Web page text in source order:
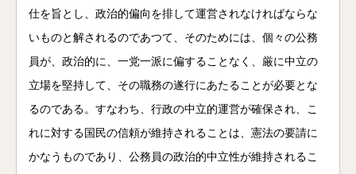
仕を旨とし、政治的偏向を排して運営されなければならな
いものと解されるのであつて、そのためには、個々の公務
員が、政治的に、一党一派に偏することなく、厳に中立の
立場を堅持して、その職務の遂行にあたることが必要とな
るのである。すなわち、行政の中立的運営が確保され、こ
れに対する国民の信頼が維持されることは、憲法の要請に
かなうものであり、公務員の政治的中立性が維持されるこ